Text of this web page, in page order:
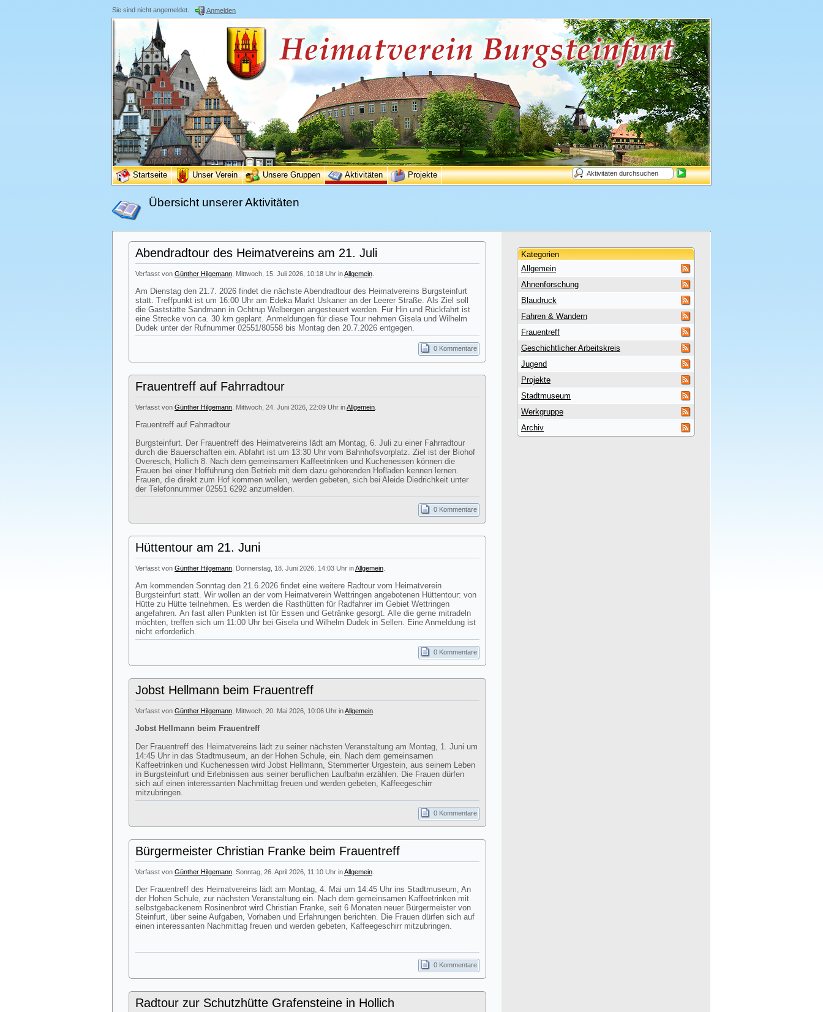
Sie sind nicht angemeldet. Anmelden
Startseite Unser Verein Unsere Gruppen Aktivitäten Projekte
Übersicht unserer Aktivitäten
Abendradtour des Heimatvereins am 21. Juli
Verfasst von Günther Hilgemann , Mittwoch, 15. Juli 2026, 10:18 Uhr inAllgemein
Am Dienstag den 21.7. 2026 findet die nächste Abendradtour des Heimatvereins Burgsteinfurt
statt. Treffpunkt ist um 16:00 Uhr am Edeka Markt Uskaner an der Leerer Straße. Als Ziel soll
die Gaststätte Sandmann in Ochtrup Welbergen angesteuert werden. Für Hin und Rückfahrt ist
eine Strecke von ca. 30 km geplant. Anmeldungen für diese Tour nehmen Gisela und Wilhelm
Dudek unter der Rufnummer 02551/80558 bis Montag den 20.7.2026 entgegen.
0 Kommentare
Frauentreff auf Fahrradtour
Verfasst von Günther Hilgemann , Mittwoch, 24. Juni 2026, 22:09 Uhr inAllgemein
Frauentreff auf Fahrradtour
Burgsteinfurt. Der Frauentreff des Heimatvereins lädt am Montag, 6. Juli zu einer Fahrradtour
durch die Bauerschaften ein. Abfahrt ist um 13:30 Uhr vom Bahnhofsvorplatz. Ziel ist der Biohof
Overesch, Hollich 8. Nach dem gemeinsamen Kaffeetrinken und Kuchenessen können die
Frauen bei einer Hofführung den Betrieb mit dem dazu gehörenden Hofladen kennen lernen.
Frauen, die direkt zum Hof kommen wollen, werden gebeten, sich bei Aleide Diedrichkeit unter
der Telefonnummer 02551 6292 anzumelden.
0 Kommentare
Hüttentour am 21. Juni
Verfasst von Günther Hilgemann , Donnerstag, 18. Juni 2026, 14:03 Uhr inAllgemein
Am kommenden Sonntag den 21.6.2026 findet eine weitere Radtour vom Heimatverein
Burgsteinfurt statt. Wir wollen an der vom Heimatverein Wettringen angebotenen Hüttentour: von
Hütte zu Hütte teilnehmen. Es werden die Rasthütten für Radfahrer im Gebiet Wettringen
angefahren. An fast allen Punkten ist für Essen und Getränke gesorgt. Alle die gerne mitradeln
möchten, treffen sich um 11:00 Uhr bei Gisela und Wilhelm Dudek in Sellen. Eine Anmeldung ist
nicht erforderlich.
0 Kommentare
Jobst Hellmann beim Frauentreff
Verfasst von Günther Hilgemann , Mittwoch, 20. Mai 2026, 10:06 Uhr inAllgemein
Jobst Hellmann beim Frauentreff
Der Frauentreff des Heimatvereins lädt zu seiner nächsten Veranstaltung am Montag, 1. Juni um
14:45 Uhr in das Stadtmuseum, an der Hohen Schule, ein. Nach dem gemeinsamen
Kaffeetrinken und Kuchenessen wird Jobst Hellmann, Stemmerter Urgestein, aus seinem Leben
in Burgsteinfurt und Erlebnissen aus seiner beruflichen Laufbahn erzählen. Die Frauen dürfen
sich auf einen interessanten Nachmittag freuen und werden gebeten, Kaffeegeschirr
mitzubringen.
0 Kommentare
Bürgermeister Christian Franke beim Frauentreff
Verfasst von Günther Hilgemann , Sonntag, 26. April 2026, 11:10 Uhr inAllgemein
Der Frauentreff des Heimatvereins lädt am Montag, 4. Mai um 14:45 Uhr ins Stadtmuseum, An
der Hohen Schule, zur nächsten Veranstaltung ein. Nach dem gemeinsamen Kaffeetrinken mit
selbstgebackenem Rosinenbrot wird Christian Franke, seit 6 Monaten neuer Bürgermeister von
Steinfurt, über seine Aufgaben, Vorhaben und Erfahrungen berichten. Die Frauen dürfen sich auf
einen interessanten Nachmittag freuen und werden gebeten, Kaffeegeschirr mitzubringen.
0 Kommentare
Radtour zur Schutzhütte Grafensteine in Hollich
Kategorien
Allgemein
Ahnenforschung
Blaudruck
Fahren & Wandern
Frauentreff
Geschichtlicher Arbeitskreis
Jugend
Projekte
Stadtmuseum
Werkgruppe
Archiv